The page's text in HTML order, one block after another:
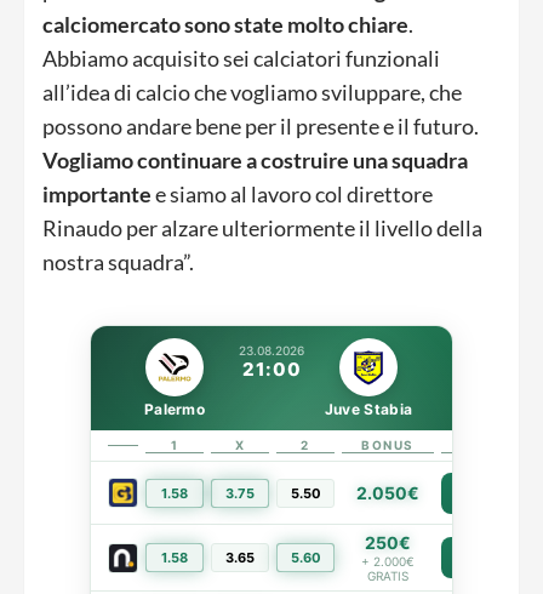
calciomercato sono state molto chiare.
Abbiamo acquisito sei calciatori funzionali
all’idea di calcio che vogliamo sviluppare, che
possono andare bene per il presente e il futuro.
Vogliamo continuare a costruire una squadra
importantee siamo al lavoro col direttore
Rinaudo per alzare ulteriormente il livello della
nostra squadra”.
23.08.2026
21:00
Palermo Juve Stabia
1 X 2 BONUS
1.58 3.75 5.50 2.050€
1.58 3.65 5.60
250€
+ 2.000€
GRATIS